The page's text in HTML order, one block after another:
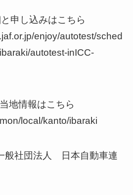
申し込みはこちら
enjoy/autotest/sched
autotest-inICC-
地情報はこちら
local/kanto/ibaraki
般社団法人 日本自動車連